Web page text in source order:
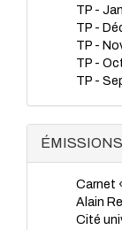
TP -
TP -
TP -
TP -
TP -
TP -
TP -
TP -
TP -
ÉMISSIONS
Carnet
Alain
Cité